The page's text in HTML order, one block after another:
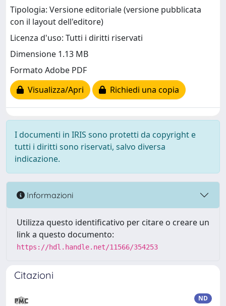
Tipologia: Versione editoriale (versione pubblicata
con il layout dell'editore)
Licenza d'uso: Tutti i diritti riservati
Dimensione 1.13 MB
Formato Adobe PDF
Visualizza/Apri
Richiedi una copia
I documenti in IRIS sono protetti da copyright e
tutti i diritti sono riservati, salvo diversa
indicazione.
Informazioni
Utilizza questo identificativo per citare o creare un
link a questo documento:
https://hdl.handle.net/11566/354253
Citazioni
ND